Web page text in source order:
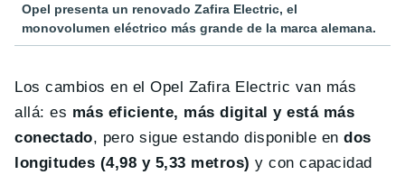
Opel presenta un renovado Zafira Electric, el
monovolumen eléctrico más grande de la marca alemana.
Los cambios en el Opel Zafira Electric van más
allá: es más eficiente, más digital y está más
conectado, pero sigue estando disponible endos
longitudes (4,98 y 5,33 metros) y con capacidad